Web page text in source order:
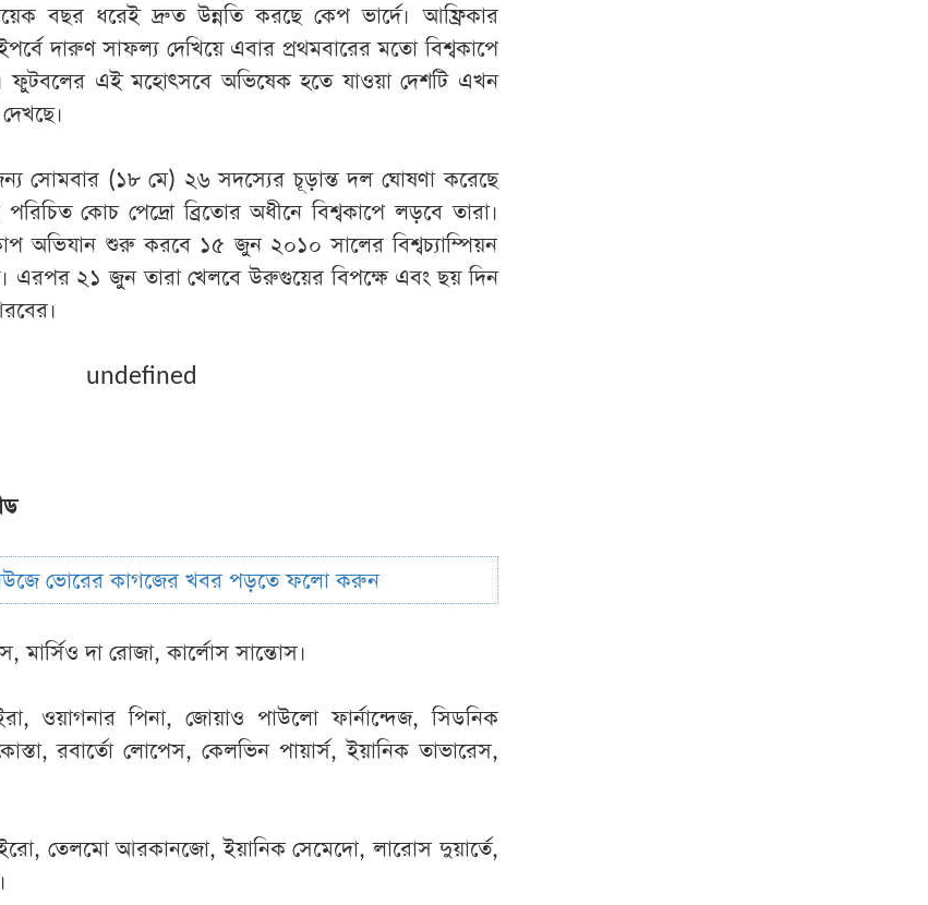
বছর ধরেই দ্রুত উন্নতি করছে কেপ ভার্দে। আফ্রিকার
দারুণ সাফল্য দেখিয়ে এবার প্রথমবারের মতো বিশ্বকাপে
ফুটবলের এই মহোৎসবে অভিষেক হতে যাওয়া দেশটি এখন
সোমবার (১৮ মে) ২৬ সদস্যের চূড়ান্ত দল ঘোষণা করেছে
পরিচিত কোচ পেদ্রো ব্রিতোর অধীনে বিশ্বকাপে লড়বে তারা।
অভিযান শুরু করবে ১৫ জুন ২০১০ সালের বিশ্বচ্যাম্পিয়ন
এরপর ২১ জুন তারা খেলবে উরুগুয়ের বিপক্ষে এবং ছয় দিন
undefined
ভোরের কাগজের খবর পড়তে ফলো করুন
মার্সিও দা রোজা, কার্লোস সান্তোস।
ওয়াগনার পিনা, জোয়াও পাউলো ফার্নান্দেজ, সিডনিক
রবার্তো লোপেস, কেলভিন পায়ার্স, ইয়ানিক তাভারেস,
তেলমো আরকানজো, ইয়ানিক সেমেদো, লারোস দুয়ার্তে,